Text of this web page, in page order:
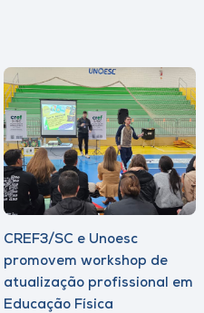
CREF3/SC e Unoesc
promovem workshop de
atualização profissional em
Educação Física